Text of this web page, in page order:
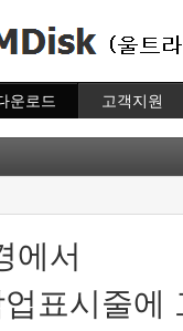
운로드 고객지원
질문하기
에서
표시줄에